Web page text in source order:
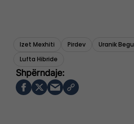
Izet Mexhiti Pirdev Uranik Begu
Lufta Hibride